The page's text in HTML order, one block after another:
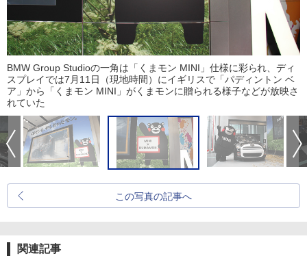
BMW Group Studioの一角は「くまモン MINI」仕様に彩られ、ディ
スプレイでは7月11日（現地時間）にイギリスで「パディントン ベ
ア」から「くまモン MINI」がくまモンに贈られる様子などが放映さ
れていた
この写真の記事へ
関連記事